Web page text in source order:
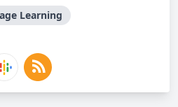
Learning